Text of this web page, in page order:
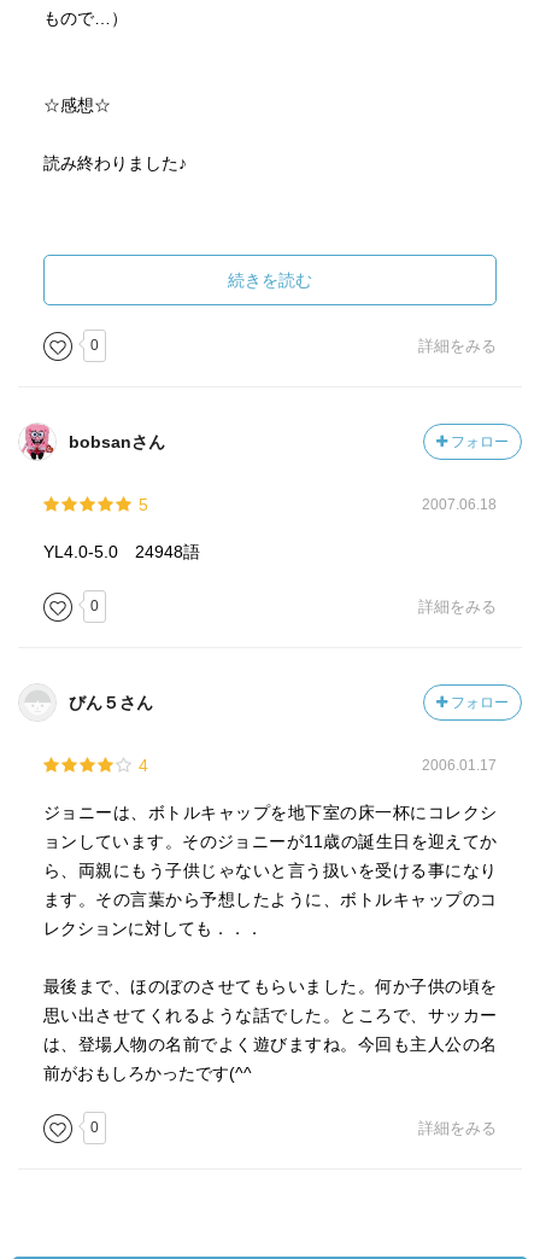
もので…）
☆感想☆
読み終わりました♪
ったら良いでしょうか。
通過本としては、ちょっとパンチが弱かった気もします
が、
十分楽しませてもらいましたｗ
（ネタバレになるので、ご注意を！）
く、
かく描いていると
だから、どこが山なのか分からなくて困ったんですが；；
Johnnyのボトルキャップが、片付けられてしまうところか
彼の気持ちが伝わってきて、泣きそうになってしまいまし
た（涙；
もしましたが、
続きを読む
0 詳細をみる
bobsanさん フォロー
5 2007.06.18
YL4.0-5.0 24948語
0 詳細をみる
びん５さん フォロー
4 2006.01.17
ジョニーは、ボトルキャップを地下室の床一杯にコレクシ
ョンしています。そのジョニーが11歳の誕生日を迎えてか
ら、両親にもう子供じゃないと言う扱いを受ける事になり
ます。その言葉から予想したように、ボトルキャップのコ
レクションに対しても．．．
最後まで、ほのぼのさせてもらいました。何か子供の頃を
思い出させてくれるような話でした。ところで、サッカー
は、登場人物の名前でよく遊びますね。今回も主人公の名
前がおもしろかったです(^^ゞ
0 詳細をみる